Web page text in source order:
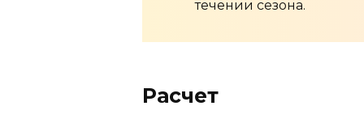
течении сезона.
Расчет